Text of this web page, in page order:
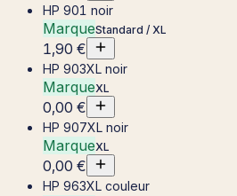
HP 901 noir
MarqueStandard / XL
1,90 €
HP 903XL noir
MarqueXL
0,00 €
HP 907XL noir
MarqueXL
0,00 €
HP 963XL couleur